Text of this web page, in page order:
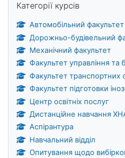
Категорії курсів
Автомобільний факультет
Дорожньо-будівельний
Механічний факультет
Факультет управління та
Факультет транспортних
Факультет підготовки
Центр освітніх послуг
Дистанційне навчання
Аспірантура
Навчальний відділ
Опитування щодо